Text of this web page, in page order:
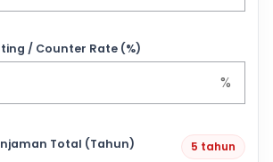
/ Counter Rate (%)
%
Total (Tahun) 5 tahun